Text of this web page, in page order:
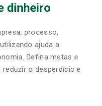
dinheiro
processo,
ajuda a
Defina metas e
o desperdício e